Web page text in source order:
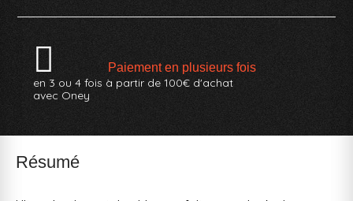
Paiement en plusieurs fois
en 3 ou 4 fois à partir de 100€ d'achat
avec Oney
Résumé